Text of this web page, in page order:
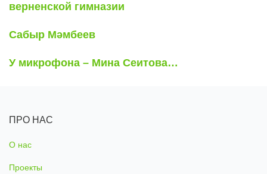
верненской гимназии
Сабыр Мәмбеев
У микрофона – Мина Сеитова…
ПРО НАС
О нас
Проекты